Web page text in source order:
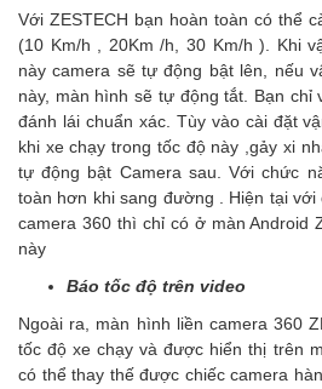
Với ZESTECH bạn hoàn toàn có thể
(10 Km/h , 20Km /h, 30 Km/h ). Khi
này camera sẽ tự động bật lên, nếu
này, màn hình sẽ tự động tắt. Bạn chỉ
đánh lái chuẩn xác. Tùy vào cài đặt
khi xe chạy trong tốc độ này ,gảy xi
tự động bật Camera sau. Với chức
toàn hơn khi sang đường . Hiện tại
camera 360 thì chỉ có ở màn Android
này
Báo tốc độ trên video
Ngoài ra, màn hình liền camera 360
tốc độ xe chạy và được hiển thị trên
có thể thay thế được chiếc camera